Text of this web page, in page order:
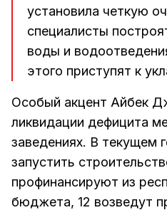
установила четкую
специалисты
воды и
этого приступят к
Особый акцент Айбек
ликвидации дефицита
заведениях. В текущем
запустить
профинансируют из
бюджета, 12 возведут